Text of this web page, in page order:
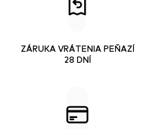
ZÁRUKA VRÁTENIA PEŇAZÍ
28 DNÍ